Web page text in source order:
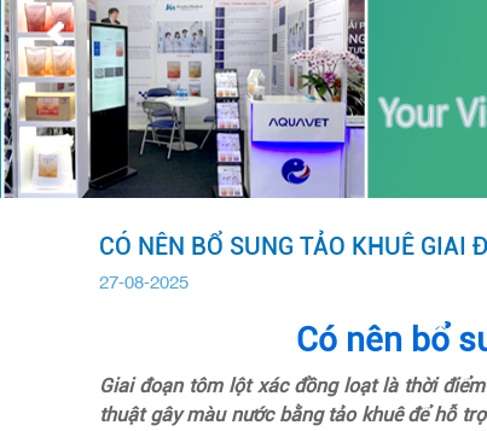
CÓ NÊN BỔ SUNG TẢO KHUÊ GIAI
27-08-2025
Có nên bổ
Giai đoạn tôm lột xác đồng loạt là thời
thuật gây màu nước bằng tảo khuê để hỗ